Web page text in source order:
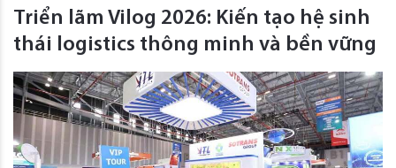
Triển lãm Vilog 2026: Kiến tạo hệ sinh
thái logistics thông minh và bền vững